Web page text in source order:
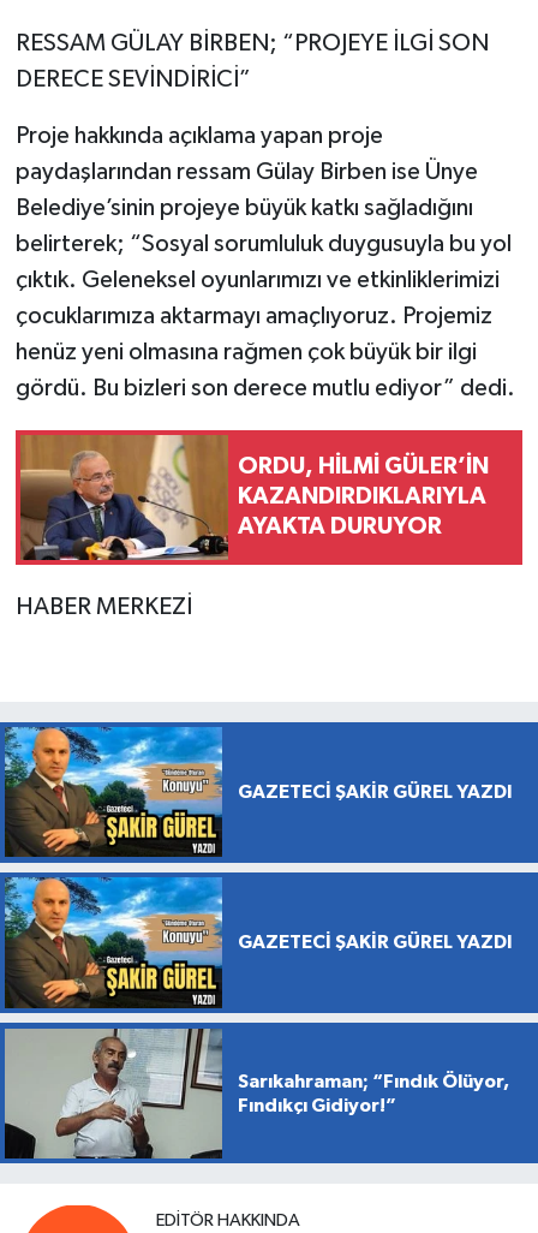
RESSAM GÜLAY BİRBEN; “PROJEYE İLGİ SON
DERECE SEVİNDİRİCİ”
Proje hakkında açıklama yapan proje
paydaşlarından ressam Gülay Birben ise Ünye
Belediye’sinin projeye büyük katkı sağladığını
belirterek; “Sosyal sorumluluk duygusuyla bu yol
çıktık. Geleneksel oyunlarımızı ve etkinliklerimizi
çocuklarımıza aktarmayı amaçlıyoruz. Projemiz
henüz yeni olmasına rağmen çok büyük bir ilgi
gördü. Bu bizleri son derece mutlu ediyor” dedi.
ORDU, HİLMİ GÜLER’İN
KAZANDIRDIKLARIYLA
AYAKTA DURUYOR
HABER MERKEZİ
GAZETECİ ŞAKİR GÜREL YAZDI
GAZETECİ ŞAKİR GÜREL YAZDI
Sarıkahraman; “Fındık Ölüyor,
Fındıkçı Gidiyor!”
EDITÖR HAKKINDA